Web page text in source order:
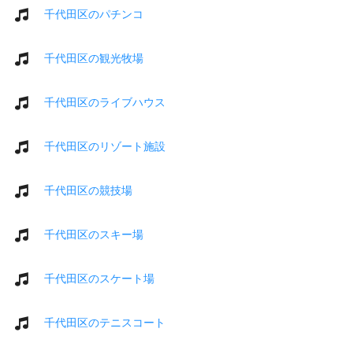
千代田区のパチンコ
千代田区の観光牧場
千代田区のライブハウス
千代田区のリゾート施設
千代田区の競技場
千代田区のスキー場
千代田区のスケート場
千代田区のテニスコート